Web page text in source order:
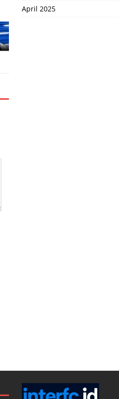
April 2025